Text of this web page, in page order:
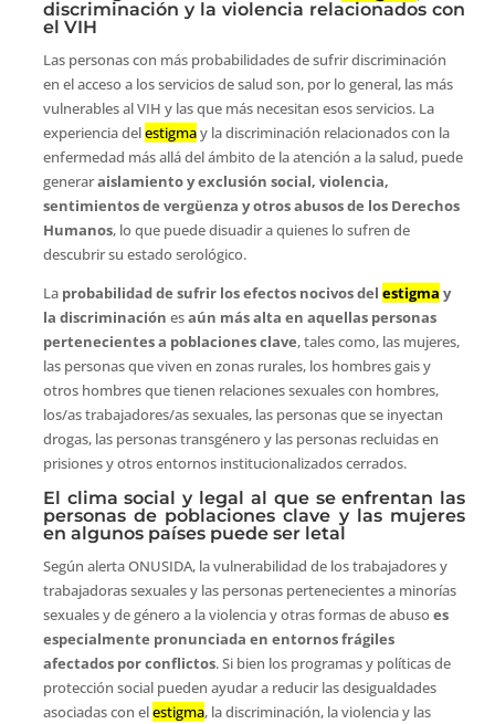
discriminación y la violencia relacionados con
el VIH
Las personas con más probabilidades de sufrir discriminación
en el acceso a los servicios de salud son, por lo general, las más
vulnerables al VIH y las que más necesitan esos servicios. La
experiencia delestigmay la discriminación relacionados con la
enfermedad más allá del ámbito de la atención a la salud, puede
generaraislamiento y exclusión social, violencia,
sentimientos de vergüenza y otros abusos de los Derechos
Humanos, lo que puede disuadir a quienes lo sufren de
descubrir su estado serológico.
La probabilidad de sufrir los efectos nocivos del estigma y
la discriminación esaún más alta en aquellas personas
pertenecientes a poblaciones clave, tales como, las mujeres,
las personas que viven en zonas rurales, los hombres gais y
otros hombres que tienen relaciones sexuales con hombres,
los/as trabajadores/as sexuales, las personas que se inyectan
drogas, las personas transgénero y las personas recluidas en
prisiones y otros entornos institucionalizados cerrados.
El clima social y legal al que se enfrentan las
personas de poblaciones clave y las mujeres
en algunos países puede ser letal
Según alerta ONUSIDA, la vulnerabilidad de los trabajadores y
trabajadoras sexuales y las personas pertenecientes a minorías
sexuales y de género a la violencia y otras formas de abusoes
especialmente pronunciada en entornos frágiles
afectados por conflictos. Si bien los programas y políticas de
protección social pueden ayudar a reducir las desigualdades
asociadas con elestigma, la discriminación, la violencia y las